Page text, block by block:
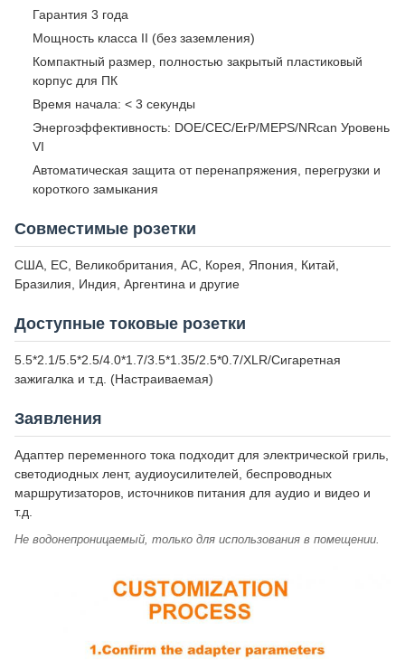
Гарантия 3 года
Мощность класса II (без заземления)
Компактный размер, полностью закрытый пластиковый
корпус для ПК
Время начала: < 3 секунды
Энергоэффективность: DOE/CEC/ErP/MEPS/NRcan Уровень
VI
Автоматическая защита от перенапряжения, перегрузки и
короткого замыкания
Совместимые розетки
США, ЕС, Великобритания, АС, Корея, Япония, Китай,
Бразилия, Индия, Аргентина и другие
Доступные токовые розетки
5.5*2.1/5.5*2.5/4.0*1.7/3.5*1.35/2.5*0.7/XLR/Сигаретная
зажигалка и т.д. (Настраиваемая)
Заявления
Адаптер переменного тока подходит для электрической гриль,
светодиодных лент, аудиоусилителей, беспроводных
маршрутизаторов, источников питания для аудио и видео и
т.д.
Не водонепроницаемый, только для использования в помещении.